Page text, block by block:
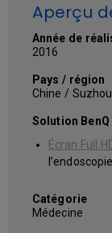
Aperçu
Année de
2016
Pays / région
Chine / Suzhou
Solution BenQ
Écran Full
Catégorie
Médecine